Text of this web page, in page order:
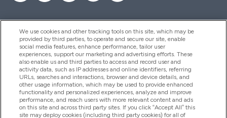
Pomoc & Informácie
Produkty
Informácie O Spoločnosti
We use cookies and other tracking tools on this site, which may be
provided by third parties, to operate and secure our site, enable
social media features, enhance performance, tailor user
experiences, support our marketing and advertising efforts. These
also enable us and third parties to access and record user and
activity data, such as IP addresses and online identifiers, referring
URLs, searches and interactions, browser and device details, and
other usage information, which may be used to provide enhanced
functionality and personalized experiences, analyze and improve
performance, and reach users with more relevant content and ads
on this site and across third party sites. If you click “Accept All” this
site may deploy cookies (including third party cookies) for all of